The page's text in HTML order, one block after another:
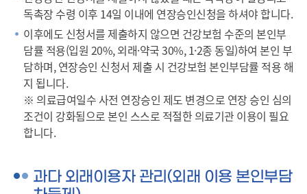
독촉장 수령 이후 14일 이내에 연장승인신청을 하셔야 합니다.
이후에도 신청서를 제출하지 않으면 건강보험 수준의 본인부
담률 적용(입원 20%, 외래·약국 30%, 1·2종 동일)하여 본인 부
담하며, 연장승인 신청서 제출 시 건강보험 본인부담률 적용 해
지 됩니다.
※ 의료급여일수 사전 연장승인 제도 변경으로 연장 승인 심의
조건이 강화됨으로 본인 스스로 적절한 의료기관 이용이 필요
합니다.
과다 외래이용자 관리(외래 이용 본인부담